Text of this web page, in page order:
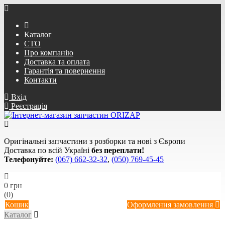
Каталог
СТО
Про компанію
Доставка та оплата
Гарантія та повернення
Контакти
Вхід
Реєстрація
Оригінальні запчастини з розборки та нові з Європи
Доставка по всій Україні без переплати!
Телефонуйте: (067) 662-32-32, (050) 769-45-45
0 грн
(0)
Кошик
Оформлення замовлення
Каталог